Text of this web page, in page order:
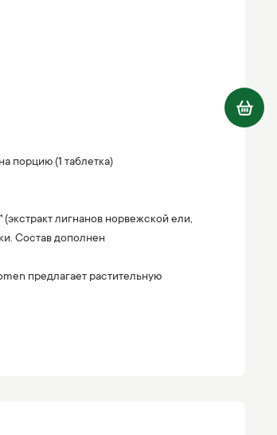
порцию (1 таблетка)
лигнанов норвежской ели,
Состав дополнен
предлагает растительную